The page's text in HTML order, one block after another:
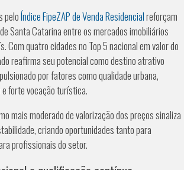
peloÍndice FipeZAP de Venda Residencialreforçam
Santa Catarina entre os mercados imobiliários
Com quatro cidades no Top 5 nacional em valor do
reafirma seu potencial como destino atrativo
por fatores como qualidade urbana,
forte vocação turística.
mais moderado de valorização dos preços sinaliza
criando oportunidades tanto para
profissionais do setor.